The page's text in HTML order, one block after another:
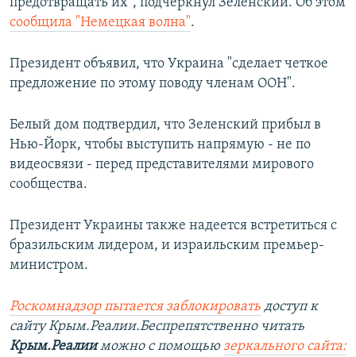
предотвращать их", подчеркнул Зеленский. Об этом
сообщила "Немецкая волна".
Президент объявил, что Украина "сделает четкое
предложение по этому поводу членам ООН".
Белый дом подтвердил, что Зеленский прибыл в
Нью-Йорк, чтобы выступить напрямую - не по
видеосвязи - перед представителями мирового
сообщества.
Президент Украины также надеется встретиться с
бразильским лидером, и израильским премьер-
министром.
Роскомнадзор пытается заблокировать доступ к
сайту Крым.Реалии.Беспрепятственно читать
Крым.Реалииможно с помощью зеркального сайта: